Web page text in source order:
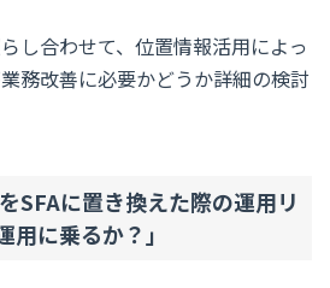
し合わせて、位置情報活用によっ
務改善に必要かどうか詳細の検討
SFAに置き換えた際の運用リ
用に乗るか？」